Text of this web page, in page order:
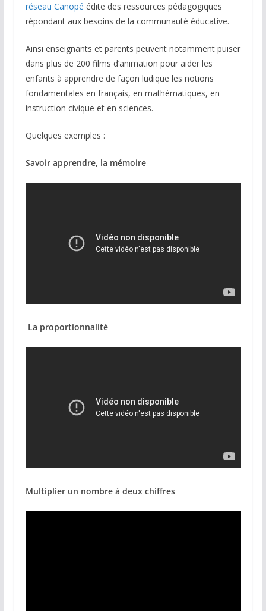
réseau Canopé édite des ressources pédagogiques
répondant aux besoins de la communauté éducative.
Ainsi enseignants et parents peuvent notamment puiser
dans plus de 200 films d’animation pour aider les
enfants à apprendre de façon ludique les notions
fondamentales en français, en mathématiques, en
instruction civique et en sciences.
Quelques exemples :
Savoir apprendre, la mémoire
La proportionnalité
Multiplier un nombre à deux chiffres